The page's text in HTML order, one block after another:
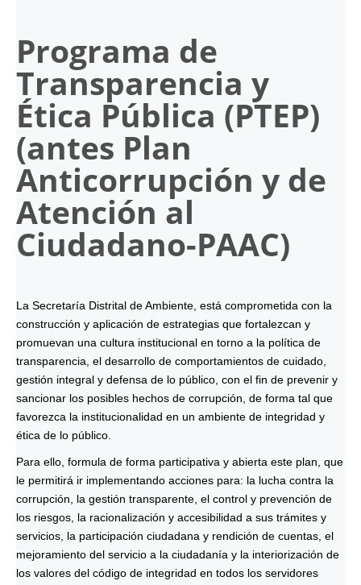
Programa de
Transparencia y
Ética Pública (PTEP)
(antes Plan
Anticorrupción y de
Atención al
Ciudadano-PAAC)
La Secretaría Distrital de Ambiente, está comprometida con la
construcción y aplicación de estrategias que fortalezcan y
promuevan una cultura institucional en torno a la política de
transparencia, el desarrollo de comportamientos de cuidado,
gestión integral y defensa de lo público, con el fin de prevenir y
sancionar los posibles hechos de corrupción, de forma tal que
favorezca la institucionalidad en un ambiente de integridad y
ética de lo público.
Para ello, formula de forma participativa y abierta este plan, que
le permitirá ir implementando acciones para: la lucha contra la
corrupción, la gestión transparente, el control y prevención de
los riesgos, la racionalización y accesibilidad a sus trámites y
servicios, la participación ciudadana y rendición de cuentas, el
mejoramiento del servicio a la ciudadanía y la interiorización de
los valores del código de integridad en todos los servidores